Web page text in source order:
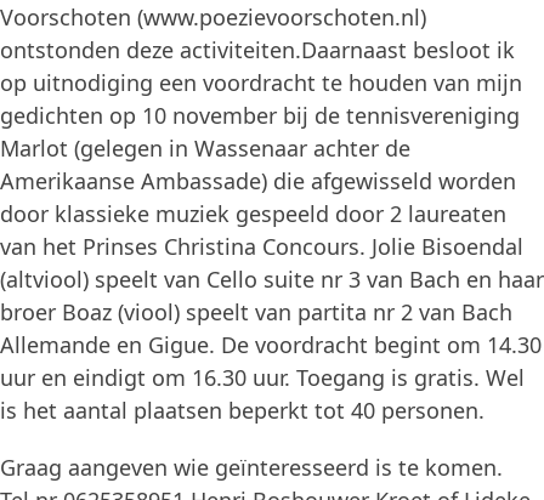
Voorschoten (www.poezievoorschoten.nl)
ontstonden deze activiteiten.Daarnaast besloot ik
op uitnodiging een voordracht te houden van mijn
gedichten op 10 november bij de tennisvereniging
Marlot (gelegen in Wassenaar achter de
Amerikaanse Ambassade) die afgewisseld worden
door klassieke muziek gespeeld door 2 laureaten
van het Prinses Christina Concours. Jolie Bisoendal
(altviool) speelt van Cello suite nr 3 van Bach en haar
broer Boaz (viool) speelt van partita nr 2 van Bach
Allemande en Gigue. De voordracht begint om 14.30
uur en eindigt om 16.30 uur. Toegang is gratis. Wel
is het aantal plaatsen beperkt tot 40 personen.
Graag aangeven wie geïnteresseerd is te komen.